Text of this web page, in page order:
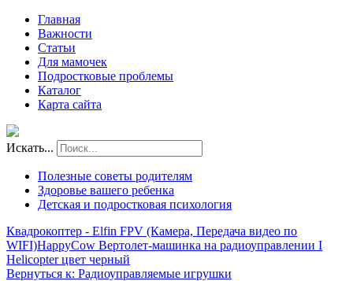
Главная
Важности
Статьи
Для мамочек
Подростковые проблемы
Каталог
Карта сайта
Искать...
Полезные советы родителям
Здоровье вашего ребенка
Детская и подростковая психология
Квадрокоптер - Elfin FPV (Камера, Передача видео по
WIFI)HappyCow Вертолет-машинка на радиоуправлении I
Helicopter цвет черный
Вернуться к: Радиоуправляемые игрушки